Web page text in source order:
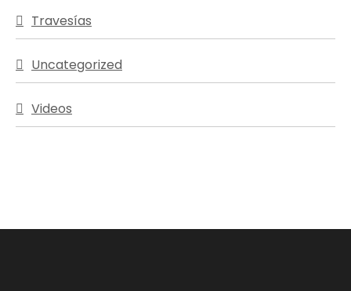
Travesías
Uncategorized
Videos